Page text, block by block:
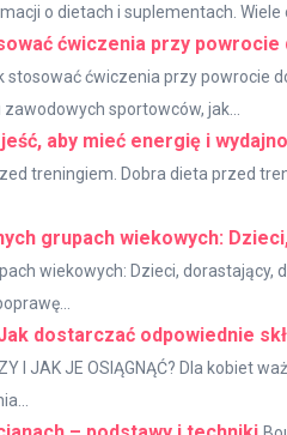
o dietach i suplementach. Wiele
ćwiczenia przy powrocie
stosować ćwiczenia przy powrocie
sportowców, jak...
aby mieć energię i
treningiem. Dobra dieta przed
grupach wiekowych:
wiekowych: Dzieci, dorastający,
dostarczać odpowiednie
I JAK JE OSIĄGNĄĆ? Dla kobiet